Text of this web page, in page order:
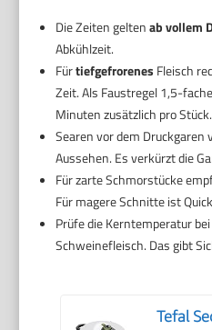
Die Zeiten geltenab vollem
Abkühlzeit.
Fürtiefgefrorenes Fleisch
Zeit. Als Faustregel 1,5-
Minuten zusätzlich pro Stück.
Searen vor dem Druckgaren
Aussehen. Es verkürzt die
Für zarte Schmorstücke
Für magere Schnitte ist
Prüfe die Kerntemperatur
Schweinefleisch. Das gibt
Tefal